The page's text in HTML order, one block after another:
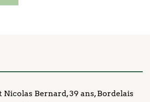
Nicolas Bernard, 39 ans, Bordelais